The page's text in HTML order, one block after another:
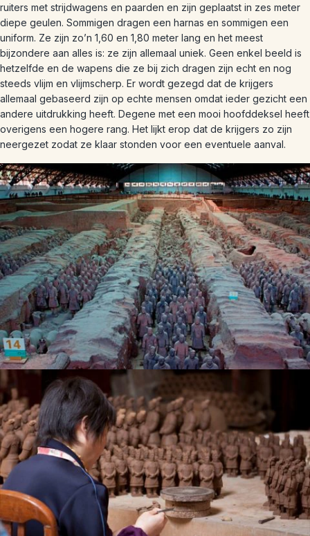
ruiters met strijdwagens en paarden en zijn geplaatst in zes meter
diepe geulen. Sommigen dragen een harnas en sommigen een
uniform. Ze zijn zo’n 1,60 en 1,80 meter lang en het meest
bijzondere aan alles is: ze zijn allemaal uniek. Geen enkel beeld is
hetzelfde en de wapens die ze bij zich dragen zijn echt en nog
steeds vlijm en vlijmscherp. Er wordt gezegd dat de krijgers
allemaal gebaseerd zijn op echte mensen omdat ieder gezicht een
andere uitdrukking heeft. Degene met een mooi hoofddeksel heeft
overigens een hogere rang. Het lijkt erop dat de krijgers zo zijn
neergezet zodat ze klaar stonden voor een eventuele aanval.